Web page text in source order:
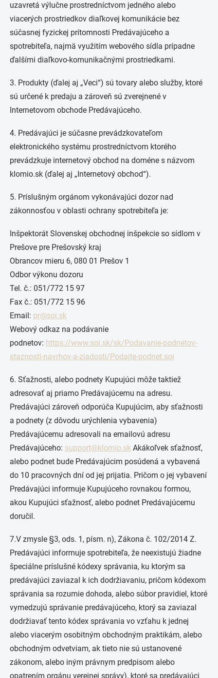
uzavretá výlučne prostredníctvom jedného alebo
viacerých prostriedkov diaľkovej komunikácie bez
súčasnej fyzickej prítomnosti Predávajúceho a
spotrebiteľa, najmä využitím webového sídla prípadne
ďalšími diaľkovo-komunikačnými prostriedkami.
3. Produkty (ďalej aj „Veci“) sú tovary alebo služby, ktoré
sú určené k predaju a zároveň sú zverejnené v
Internetovom obchode Predávajúceho.
4. Predávajúci je súčasne prevádzkovateľom
elektronického systému prostredníctvom ktorého
prevádzkuje internetový obchod na doméne s názvom
klomio.sk (ďalej aj „Internetový obchod“).
5. Príslušným orgánom vykonávajúci dozor nad
zákonnosťou v oblasti ochrany spotrebiteľa je:
Inšpektorát Slovenskej obchodnej inšpekcie so sídlom v
Prešove pre Prešovský kraj
Obrancov mieru 6, 080 01 Prešov 1
Odbor výkonu dozoru
Tel. č.: 051/772 15 97
Fax č.: 051/772 15 96
Email: pr@soi.sk
Webový odkaz na podávanie
podnetov: https://www.soi.sk/sk/Podavanie-podnetov-
staznosti-navrhov-a-ziadosti/Podajte-podnet.soi
6. Sťažnosti, alebo podnety Kupujúci môže taktiež
adresovať aj priamo Predávajúcemu na adresu.
Predávajúci zároveň odporúča Kupujúcim, aby sťažnosti
a podnety (z dôvodu urýchlenia vybavenia)
Predávajúcemu adresovali na emailovú adresu
Predávajúceho: support@klomio.sk Akákoľvek sťažnosť,
alebo podnet bude Predávajúcim posúdená a vybavená
do 10 pracovných dní od jej prijatia. Pričom o jej vybavení
Predávajúci informuje Kupujúceho rovnakou formou,
akou Kupujúci sťažnosť, alebo podnet Predávajúcemu
doručil.
7.V zmysle §3, ods. 1, písm. n), Zákona č. 102/2014 Z.
Predávajúci informuje spotrebiteľa, že neexistujú žiadne
špeciálne príslušné kódexy správania, ku ktorým sa
predávajúci zaviazal k ich dodržiavaniu, pričom kódexom
správania sa rozumie dohoda, alebo súbor pravidiel, ktoré
vymedzujú správanie predávajúceho, ktorý sa zaviazal
dodržiavať tento kódex správania vo vzťahu k jednej
alebo viacerým osobitným obchodným praktikám, alebo
obchodným odvetviam, ak tieto nie sú ustanovené
zákonom, alebo iným právnym predpisom alebo
opatrením orgánu verejnej správy), ktoré sa predávajúci